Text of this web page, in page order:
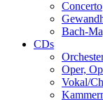
Concerto
Bach-
CDs
Oper,
Vokal/